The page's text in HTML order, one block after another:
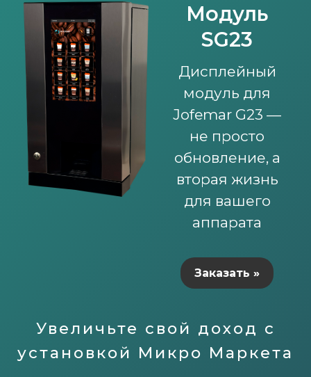
Модуль
SG23
Дисплейный
модуль для
Jofemar G23 —
не просто
обновление, а
вторая жизнь
для вашего
аппарата
Заказать »
Увеличьте свой доход с
установкой Микро Маркета